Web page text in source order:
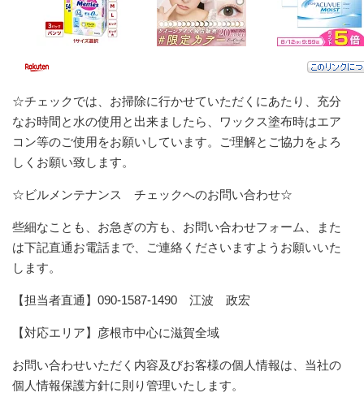
☆チェックでは、お掃除に行かせていただくにあたり、充分
なお時間と水の使用と出来ましたら、ワックス塗布時はエア
コン等のご使用をお願いしています。ご理解とご協力をよろ
しくお願い致します。
☆ビルメンテナンス チェックへのお問い合わせ☆
些細なことも、お急ぎの方も、お問い合わせフォーム、また
は下記直通お電話まで、ご連絡くださいますようお願いいた
します。
【担当者直通】090-1587-1490 江波 政宏
【対応エリア】彦根市中心に滋賀全域
お問い合わせいただく内容及びお客様の個人情報は、当社の
個人情報保護方針に則り管理いたします。